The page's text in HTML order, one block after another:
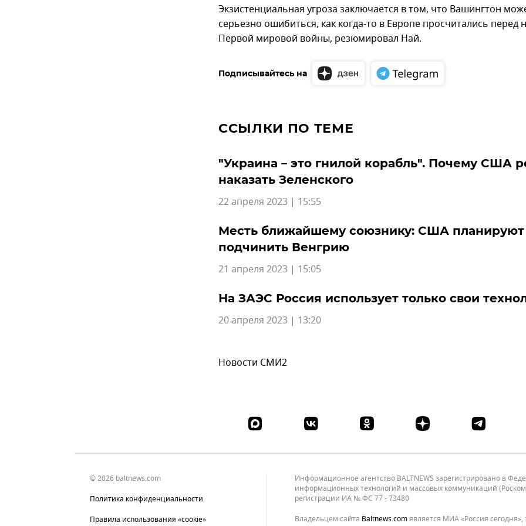
Экзистенциальная угроза заключается в том, что Вашингтон
серьезно ошибиться, как когда-то в Европе просчитались перед
Первой мировой войны, резюмировал Най.
Подписывайтесь на
ССЫЛКИ ПО ТЕМЕ
"Украина – это гнилой корабль". Почему США
наказать Зеленского
22 апреля 2023 | 15:55
Месть ближайшему союзнику: США планируют
подчинить Венгрию
21 апреля 2023 | 15:05
На ЗАЭС Россия использует только свои
20 апреля 2023 | 13:20
Новости СМИ2
© 2026 baltnews.com
Политика конфиденциальности
Правила использования «cookie»
Информационное агентство BALTNEWS зарегистрировано в
информационных технологий и массовых коммуникаций
регистрации ИА № ФС 77 - 73480
Владельцем сайта
baltnews.comявляется МИА «Россия